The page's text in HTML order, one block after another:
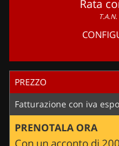
Rata
PREZZO
Fatturazione con iva
PRENOTALA ORA
Con un acconto di